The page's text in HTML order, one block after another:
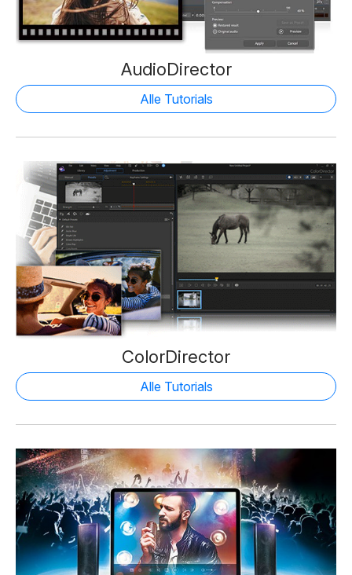
AudioDirector
Alle Tutorials
ColorDirector
Alle Tutorials